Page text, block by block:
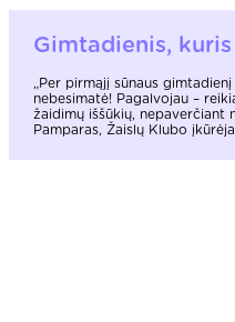
Gimtadienis,
„Per pirmąjį sūnaus
nebesimatė! Pagalvojau –
žaidimų iššūkių, nepaverčiant
Pamparas, Žaislų Klubo